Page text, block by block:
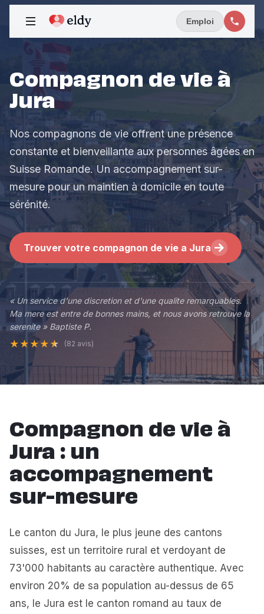
Emploi
Compagnon de vie à
Jura
Nos compagnons de vie offrent une présence
constante et bienveillante aux personnes âgées en
Suisse Romande. Un accompagnement sur-
mesure pour un maintien à domicile en toute
sérénité.
Trouver votre compagnon de vie a Jura
« Un service d'une discretion et d'une qualite remarquables.
Ma mere est entre de bonnes mains, et nous avons retrouve la
serenite » Baptiste P.
★ ★ ★★ ★ (82 avis)
Compagnon de vie à
Jura : un
accompagnement
sur-mesure
Le canton du Jura, le plus jeune des cantons
suisses, est un territoire rural et verdoyant de
73'000 habitants au caractère authentique. Avec
environ 20% de sa population au-dessus de 65
ans, le Jura est le canton romand au taux de